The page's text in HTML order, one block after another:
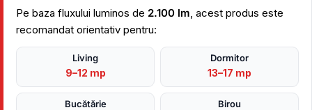
Pe baza fluxului luminos de 2.100 lm, acest produs este
recomandat orientativ pentru:
Living
9–12 mp
Dormitor
13–17 mp
Bucătărie Birou